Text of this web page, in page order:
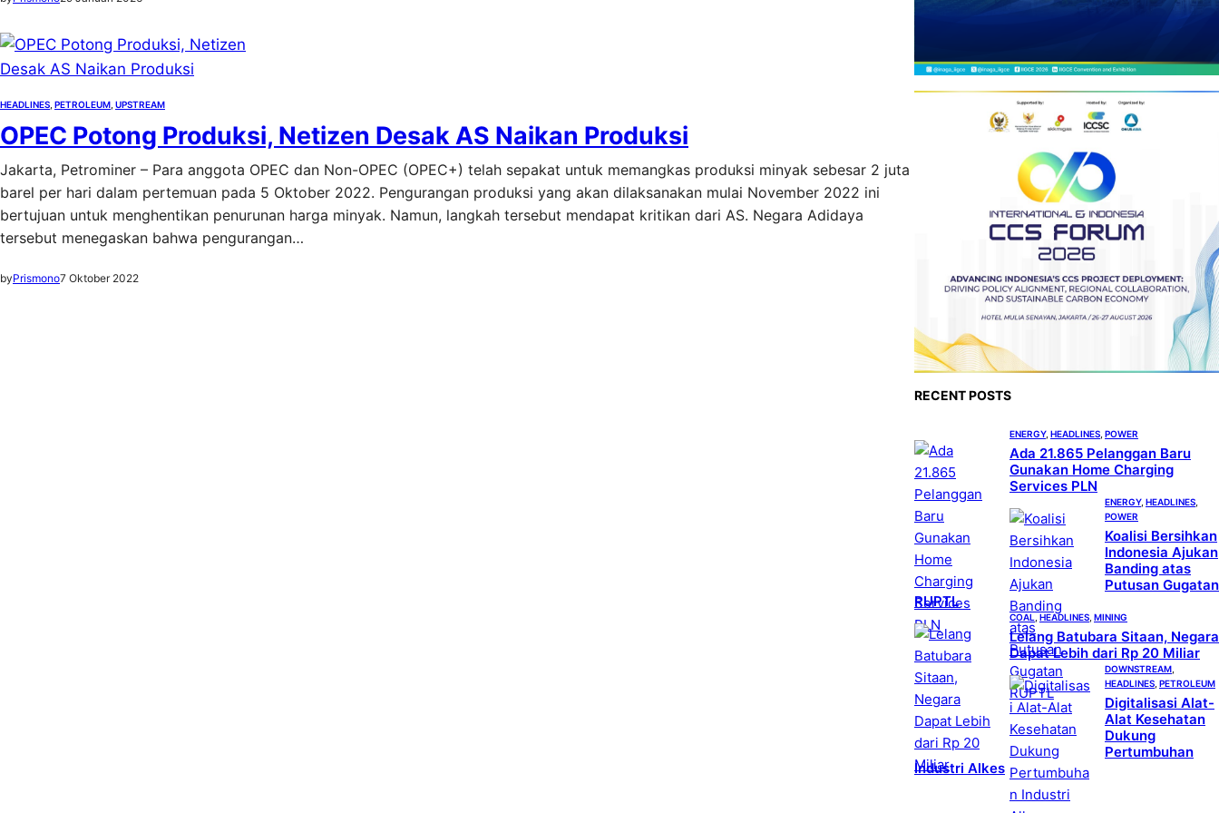
HEADLINES PETROLEUM UPSTREAM
OPEC Potong Produksi, Netizen Desak AS Naikan Produksi
Jakarta, Petrominer – Para anggota OPEC dan Non-OPEC (OPEC+) telah sepakat untuk memangkas produksi minyak sebesar 2 juta
barel per hari dalam pertemuan pada 5 Oktober 2022. Pengurangan produksi yang akan dilaksanakan mulai November 2022 ini
bertujuan untuk menghentikan penurunan harga minyak. Namun, langkah tersebut mendapat kritikan dari AS. Negara Adidaya
tersebut menegaskan bahwa pengurangan…
byPrismono7 Oktober 2022
RECENT POSTS
ENERGY, HEADLINES POWER
Ada 21.865 Pelanggan Baru
Gunakan Home Charging
Services PLN
ENERGY, HEADLINES
POWER
Koalisi Bersihkan
Indonesia Ajukan
Banding atas
Putusan Gugatan
RUPTL
COAL HEADLINES MINING
Lelang Batubara Sitaan, Negara
Dapat Lebih dari Rp 20 Miliar
DOWNSTREAM
HEADLINES PETROLEUM
Digitalisasi Alat-
Alat Kesehatan
Dukung
Pertumbuhan
Industri Alkes